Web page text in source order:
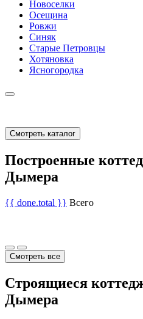
Новоселки
Осещина
Ровжи
Синяк
Старые Петровцы
Хотяновка
Ясногородка
Смотреть каталог
Построенные
Дымера
{{ done.total }} Всего
Смотреть все
Строящиеся
Дымера